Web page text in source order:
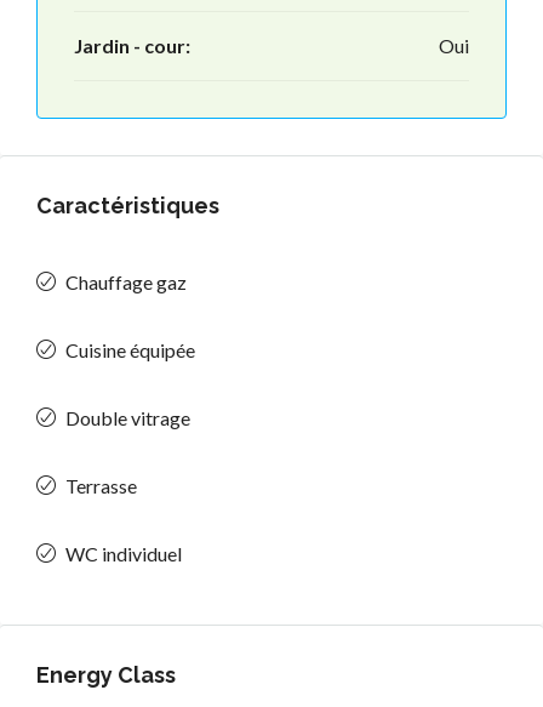
Jardin - cour: Oui
Caractéristiques
Chauffage gaz
Cuisine équipée
Double vitrage
Terrasse
WC individuel
Energy Class